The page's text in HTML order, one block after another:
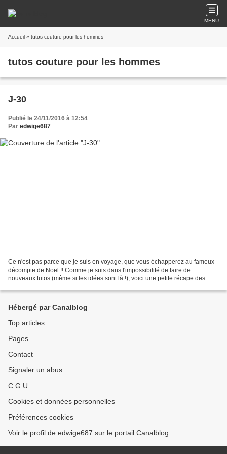
MENU
Accueil » tutos couture pour les hommes
tutos couture pour les hommes
J-30
Publié le 24/11/2016 à 12:54
Par edwige687
Ce n'est pas parce que je suis en voyage, que vous échapperez au fameux
décompte de Noël !! Comme je suis dans l'impossibilité de faire de
nouveaux tutos (même si les idées sont là !), voici une petite récape des
Hébergé par Canalblog
Top articles
Pages
Contact
Signaler un abus
C.G.U.
Cookies et données personnelles
Préférences cookies
Voir le profil de edwige687 sur le portail Canalblog